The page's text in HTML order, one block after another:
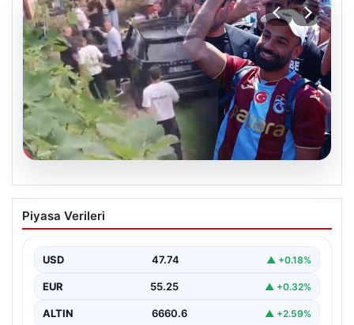
07.08.2026
Trabzonlu Teyze Mohamed Salah’ı İlk
Kez Gördü! Güldüren Tepkiler Sosyal
Trabzon’un gözde ilçesi Araklı’ya, dünya futbolunun en
reklam…
Piyasa Verileri
USD 47.74 ▲ +0.18%
EUR 55.25 ▲ +0.32%
ALTIN 6660.6 ▲ +2.59%